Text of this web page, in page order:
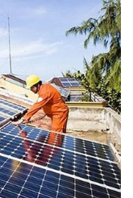
dịch từ 20% lên tối
doanh nghiệp đầu tư